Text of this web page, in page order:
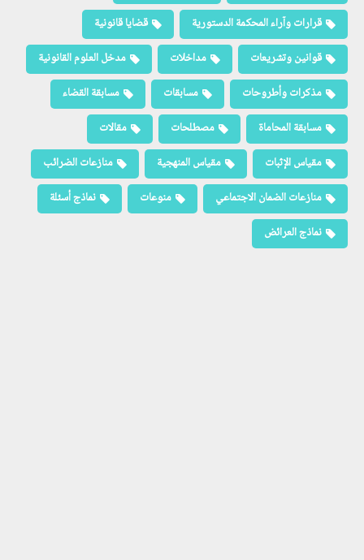
قرارات وآراء المحكمة الدستورية
قضايا قانونية
قوانين وتشريعات
مداخلات
مدخل العلوم القانونية
مذكرات وأطروحات
مسابقات
مسابقة القضاء
مسابقة المحاماة
مصطلحات
مقالات
مقياس الإثبات
مقياس المنهجية
منازعات الضرائب
منازعات الضمان الاجتماعي
منوعات
نماذج أسئلة
نماذج العرائض